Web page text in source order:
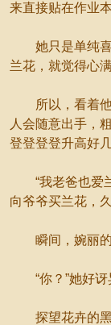
来直接贴在作业
她只是单纯喜
兰花，就觉得心
所以，看着他
人会随意出手，
登登登登升高好几
“我老爸也爱兰
向爷爷买兰花，
瞬间，婉丽的
“你？”她好讶
探望花卉的黑